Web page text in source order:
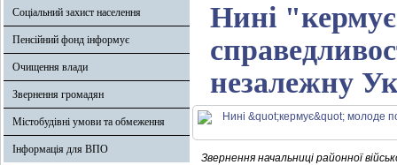
Соціальний захист населення
Пенсійний фонд інформує
Очищення влади
Звернення громадян
Містобудівні умови та обмеження
Інформація для ВПО
Нині
незалежну
Звернення начальниці районної